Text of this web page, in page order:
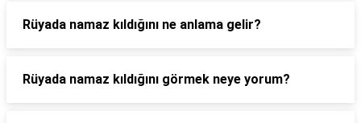
Rüyada namaz kıldığını ne anlama gelir?
Rüyada namaz kıldığını görmek neye yorum?